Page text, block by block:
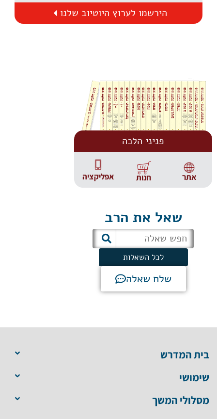
הירשמו לערוץ היוטיוב שלנו
פניני הלכה
אתר חנות אפליקציה
שאל את הרב
לכל השאלות
שלח שאלה
בית המדרש
שימושי
מסלולי המשך